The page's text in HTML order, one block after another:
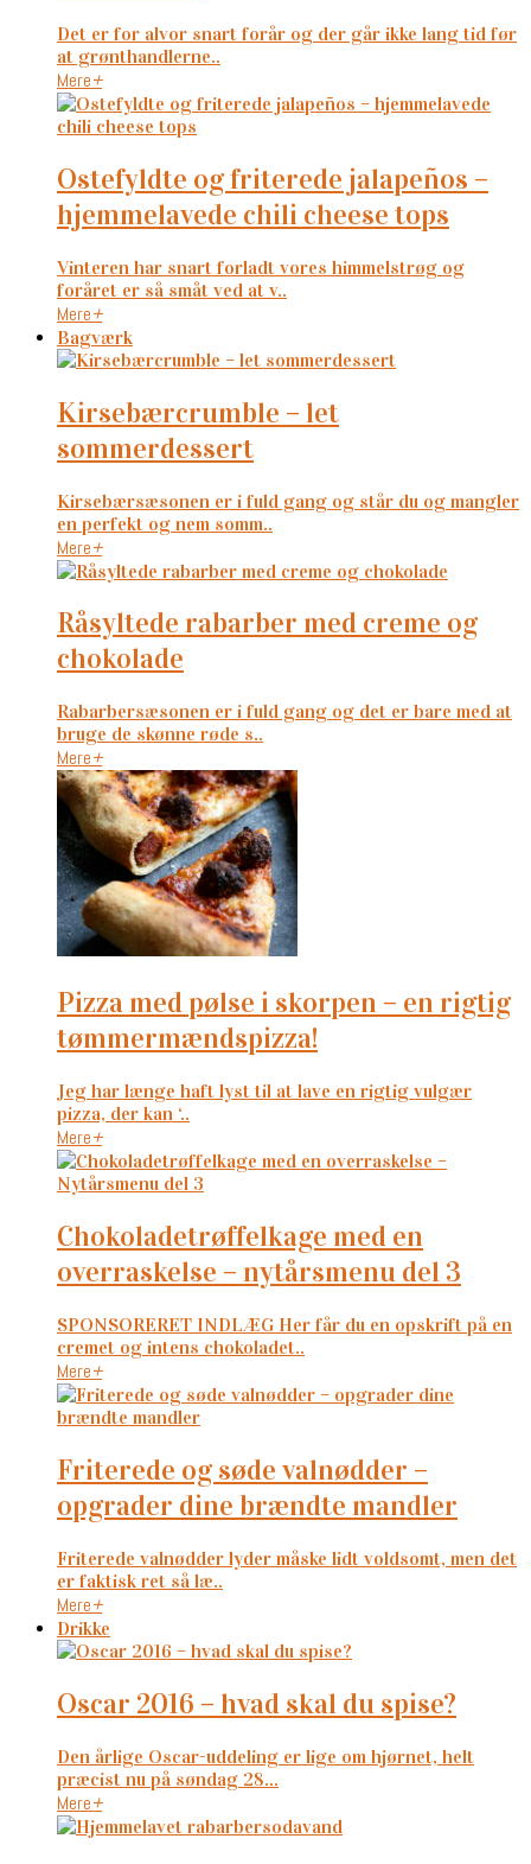
Det er for alvor snart forår og der går ikke lang tid før
at grønthandlerne..
Mere+
ostefyldte og friterede jalapeños –
hjemmelavede chili cheese tops
Vinteren har snart forladt vores himmelstrøg og
foråret er så småt ved at v..
Mere+
Bagværk
kirsebærcrumble – let
sommerdessert
Kirsebærsæsonen er i fuld gang og står du og mangler
en perfekt og nem somm..
Mere+
råsyltede rabarber med creme og
chokolade
Rabarbersæsonen er i fuld gang og det er bare med at
bruge de skønne røde s..
Mere+
pizza med pølse i skorpen – en rigtig
tømmermændspizza!
Jeg har længe haft lyst til at lave en rigtig vulgær
pizza, der kan ‘..
Mere+
chokoladetrøffelkage med en
overraskelse – nytårsmenu del 3
SPONSORERET INDLÆG Her får du en opskrift på en
cremet og intens chokoladet..
Mere+
friterede og søde valnødder –
opgrader dine brændte mandler
Friterede valnødder lyder måske lidt voldsomt, men det
er faktisk ret så læ..
Mere+
Drikke
oscar 2016 – hvad skal du spise?
Den årlige Oscar-uddeling er lige om hjørnet, helt
præcist nu på søndag 28...
Mere+